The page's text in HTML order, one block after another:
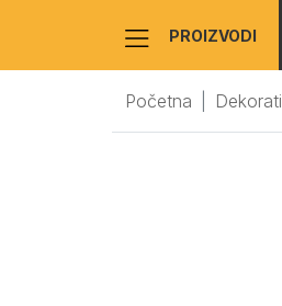
PROIZVODI
Početna